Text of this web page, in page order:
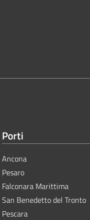
Porti
Ancona
Pesaro
Falconara Marittima
San Benedetto del Tronto
Pescara